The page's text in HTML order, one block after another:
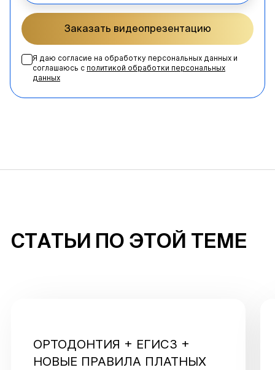
Заказать видеопрезентацию
Я даю согласие на обработку персональных данных и
соглашаюсь с политикой обработки персональных
данных
СТАТЬИ ПО ЭТОЙ ТЕМЕ
ОРТОДОНТИЯ + ЕГИСЗ +
НОВЫЕ ПРАВИЛА ПЛАТНЫХ